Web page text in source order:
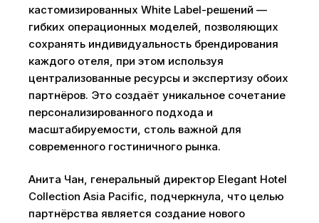
кастомизированных White Label-решений —
гибких операционных моделей, позволяющих
сохранять индивидуальность брендирования
каждого отеля, при этом используя
централизованные ресурсы и экспертизу обоих
партнёров. Это создаёт уникальное сочетание
персонализированного подхода и
масштабируемости, столь важной для
современного гостиничного рынка.
Анита Чан, генеральный директор Elegant Hotel
Collection Asia Pacific, подчеркнула, что целью
партнёрства является создание нового